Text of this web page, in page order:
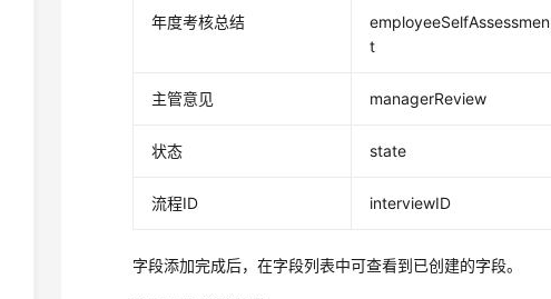
年度考核总结
employeeSelfAssessmen
t
主管意见 managerReview
状态 state
流程ID interviewID
字段添加完成后，在字段列表中可查看到已创建的字段。